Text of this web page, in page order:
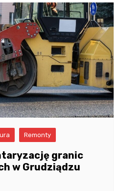
Remonty
granic
w Grudziądzu